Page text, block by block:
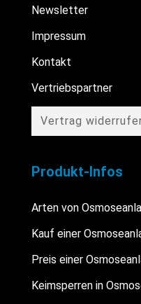
Newsletter
Impressum
Kontakt
Vertriebspartner
Vertrag
Produkt-Infos
Arten von
Kauf einer
Preis einer
Keimsperren in